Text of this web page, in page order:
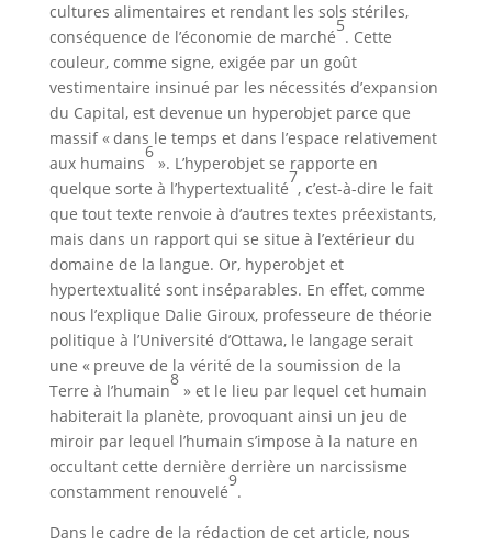
cultures alimentaires et rendant les sols stériles,
conséquence de l’économie de marché
5
. Cette
couleur, comme signe, exigée par un goût
vestimentaire insinué par les nécessités d’expansion
du Capital, est devenue un hyperobjet parce que
massif « dans le temps et dans l’espace relativement
aux humains
6
». L’hyperobjet se rapporte en
quelque sorte à l’hypertextualité
7
, c’est-à-dire le fait
que tout texte renvoie à d’autres textes préexistants,
mais dans un rapport qui se situe à l’extérieur du
domaine de la langue. Or, hyperobjet et
hypertextualité sont inséparables. En effet, comme
nous l’explique Dalie Giroux, professeure de théorie
politique à l’Université d’Ottawa, le langage serait
une « preuve de la vérité de la soumission de la
Terre à l’humain
8
» et le lieu par lequel cet humain
habiterait la planète, provoquant ainsi un jeu de
miroir par lequel l’humain s’impose à la nature en
occultant cette dernière derrière un narcissisme
constamment renouvelé
9
.
Dans le cadre de la rédaction de cet article, nous